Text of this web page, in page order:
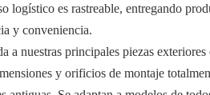
logístico es rastreable, entregando
y conveniencia.
a nuestras principales piezas
y orificios de montaje